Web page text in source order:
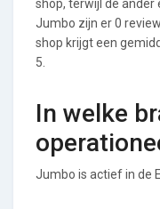
shop, terwijl de ander
Jumbo zijn er 0
shop krijgt een
5.
In welke
Jumbo is actief in de